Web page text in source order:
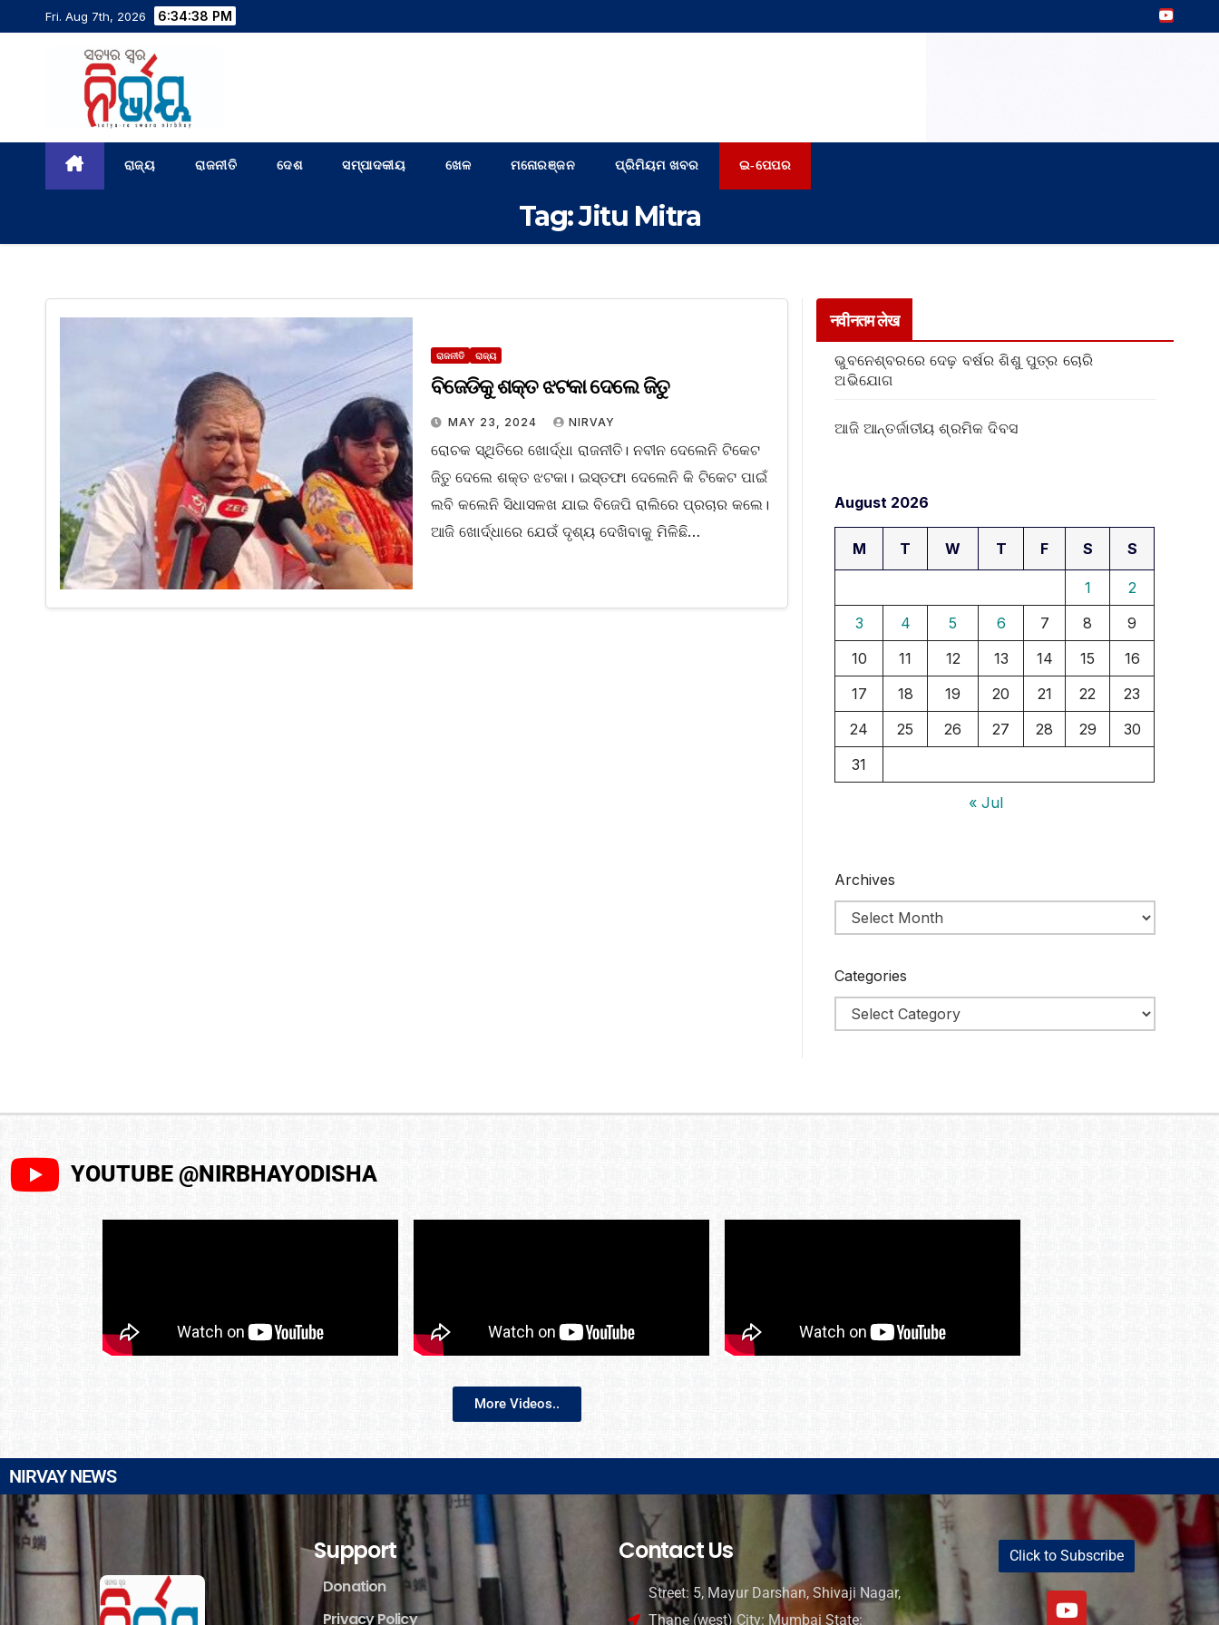
Fri. Aug 7th, 2026 6:34:39 PM
ରାଜ୍ୟ ରାଜନୀତି ଦେଶ ସମ୍ପାଦକୀୟ ଖେଳ ମନୋରଞ୍ଜନ ପ୍ରିମିୟମ ଖବର ଇ-ପେପର
Tag:Jitu Mitra
ରାଜନୀତି ରାଜ୍ୟ
ବିଜେଡିକୁ ଶକ୍ତ ଝଟକା ଦେଲେ ଜିତୁ
MAY 23, 2024 NIRVAY
ରୋଚକ ସ୍ଥିତିରେ ଖୋର୍ଦ୍ଧା ରାଜନୀତି। ନବୀନ ଦେଲେନି ଟିକେଟ
ଜିତୁ ଦେଲେ ଶକ୍ତ ଝଟକା। ଇସ୍ତଫା ଦେଲେନି କି ଟିକେଟ ପାଇଁ
ଲବି କଲେନି ସିଧାସଳଖ ଯାଇ ବିଜେପି ରାଲିରେ ପ୍ରଚାର କଲେ।
ଆଜି ଖୋର୍ଦ୍ଧାରେ ଯେଉଁ ଦୃଶ୍ୟ ଦେଖିବାକୁ ମିଳିଛି…
नवीनतम लेख
ଭୁବନେଶ୍ବରରେ ଦେଢ଼ ବର୍ଷର ଶିଶୁ ପୁତ୍ର ଚୋରି
ଅଭିଯୋଗ
ଆଜି ଆନ୍ତର୍ଜାତୀୟ ଶ୍ରମିକ ଦିବସ
August 2026
M T W T F S S
1
2
3
4 5 6 7 8
9
10
11 12 13 14 15
16
17
18 19 20 21 22
23
24
25 26 27 28 29
30
31
« Jul
Archives
Categories
YOUTUBE @NIRBHAYODISHA
More Videos..
NIRVAY NEWS
Support
Donation
Privacy Policy
Contact Us
Street: 5, Mayur Darshan, Shivaji Nagar,
Thane (west) City: Mumbai State:
Click to Subscribe